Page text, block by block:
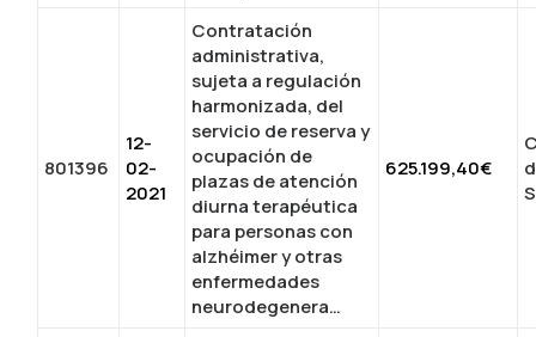
801396
12-
02-
2021
Contratación
administrativa,
sujeta a regulación
harmonizada, del
servicio de reserva y
ocupación de
plazas de atención
diurna terapéutica
para personas con
alzhéimer y otras
enfermedades
neurodegenera…
625.199,40€